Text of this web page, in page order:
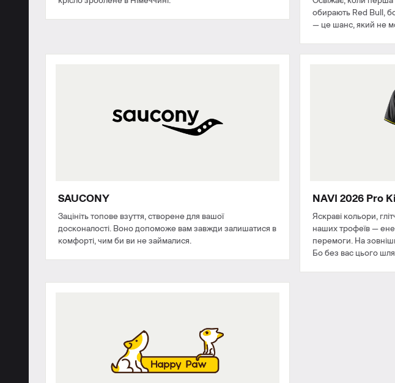
обирають Red Bull,
— це шанс, який не
SAUCONY
Зацініть топове взуття, створене для вашої
досконалості. Воно допоможе вам завжди залишатися в
комфорті, чим би ви не займалися.
NAVI 2026 Pro
Яскраві кольори,
наших трофеїв —
перемоги. На
Бо без вас цього